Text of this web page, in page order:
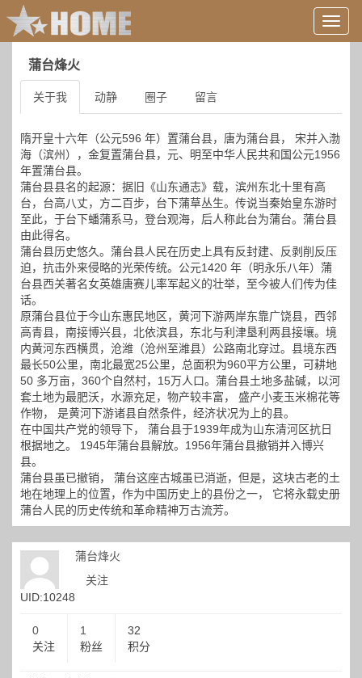
用
户
蒲台烽火
关于我 动静 圈子 留言
隋开皇十六年（公元596 年）置蒲台县，唐为蒲台县， 宋并入渤
海（滨州），金复置蒲台县，元、明至中华人民共和国公元1956
年置蒲台县。
蒲台县县名的起源：据旧《山东通志》载，滨州东北十里有高
台，台高八丈，方二百步，台下蒲草丛生。传说当秦始皇东游时
至此，于台下蟠蒲系马，登台观海，后人称此台为蒲台。蒲台县
由此得名。
蒲台县历史悠久。蒲台县人民在历史上具有反封建、反剥削反压
迫，抗击外来侵略的光荣传统。公元1420 年（明永乐八年）蒲
台县西关著名女英雄唐赛儿率军起义的壮举，至今被人们传为佳
话。
原蒲台县位于今山东惠民地区，黄河下游两岸东靠广饶县，西邻
高青县，南接博兴县，北依滨县，东北与利津垦利两县接壤。境
内黄河东西横贯，沧潍（沧州至潍县）公路南北穿过。县境东西
最长50公里，南北最宽25公里，总面积为960平方公里，可耕地
50 多万亩，360个自然村，15万人口。蒲台县土地多盐碱，以河
套土地为最肥沃，水源充足，物产较丰富， 盛产小麦玉米棉花等
作物， 是黄河下游诸县自然条件，经济状况为上的县。
在中国共产党的领导下， 蒲台县于1939年成为山东清河区抗日
根据地之。 1945年蒲台县解放。1956年蒲台县撤销并入博兴
县。
蒲台县虽已撤销， 蒲台这座古城虽已消逝，但是，这块古老的土
地在地理上的位置，作为中国历史上的县份之一， 它将永载史册
蒲台人民的历史传统和革命精神万古流芳。
UID:10248
蒲台烽火
关注
0
关注
1
粉丝
32
积分